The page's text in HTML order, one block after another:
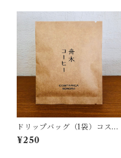
ドリップバッグ（1袋）コスタ
リカ ドンオスカー
¥250